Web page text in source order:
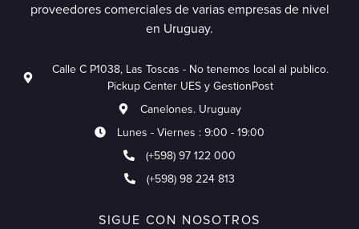
proveedores comerciales de varias empresas de nivel
en Uruguay.
Calle C P1038, Las Toscas - No tenemos local al publico.
Pickup Center UES y GestionPost
Canelones. Uruguay
Lunes - Viernes : 9:00 - 19:00
(+598) 97 122 000
(+598) 98 224 813
SIGUE CON NOSOTROS